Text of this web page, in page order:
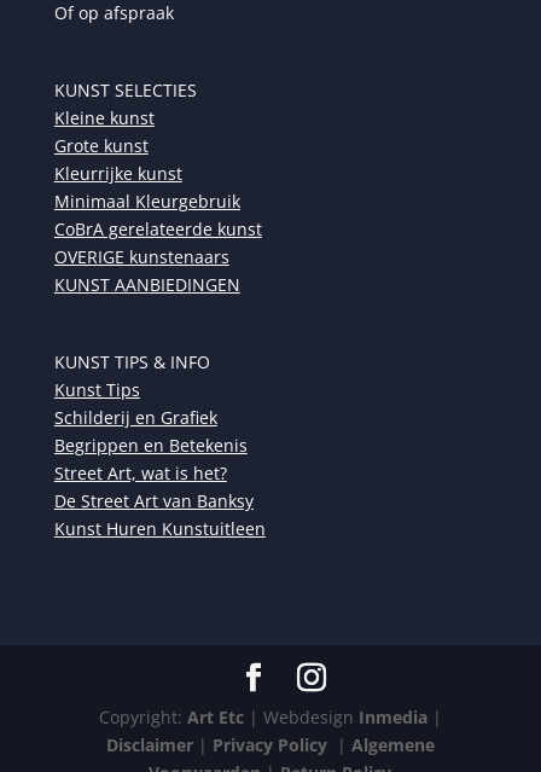
Of op afspraak
KUNST SELECTIES
Kleine kunst
Grote kunst
Kleurrijke kunst
Minimaal Kleurgebruik
CoBrA gerelateerde kunst
OVERIGE kunstenaars
KUNST AANBIEDINGEN
KUNST TIPS & INFO
Kunst Tips
Schilderij en Grafiek
Begrippen en Betekenis
Street Art, wat is het?
De Street Art van Banksy
Kunst Huren Kunstuitleen
Copyright: Art Etc| Webdesign Inmedia|
Disclaimer| Privacy Policy| Algemene